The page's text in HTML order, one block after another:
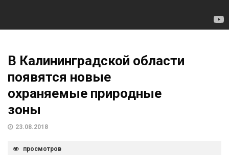
В Калининградской области
появятся новые
охраняемые природные
зоны
23.08.2018
просмотров